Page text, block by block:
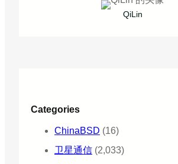
QiLin
Categories
ChinaBSD (16)
卫星通信 (2,033)